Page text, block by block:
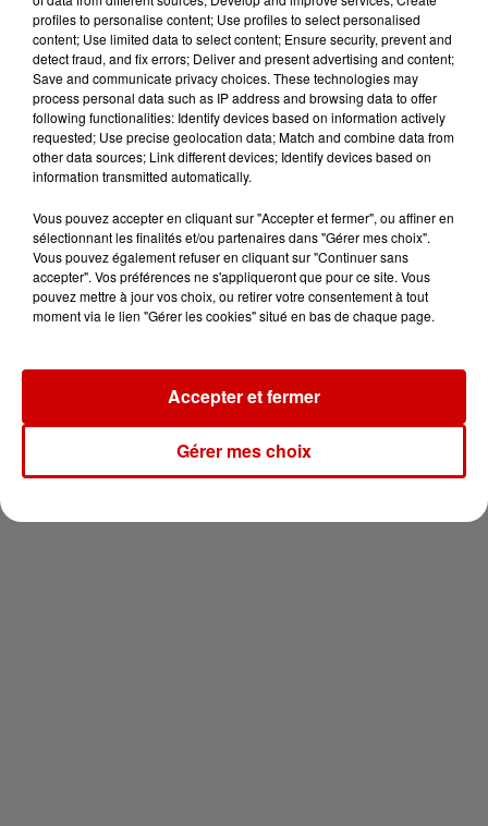
Alouette vous invite à
Futuroscope Xperiences !
Le Duel - Gagnez votre balade
en jet ski !
Newsletter
profiles to personalise content; Use profiles to select personalised
content; Use limited data to select content; Ensure security, prevent and
detect fraud, and fix errors; Deliver and present advertising and content;
Save and communicate privacy choices. These technologies may
process personal data such as IP address and browsing data to offer
following functionalities: Identify devices based on information actively
requested; Use precise geolocation data; Match and combine data from
other data sources; Link different devices; Identify devices based on
information transmitted automatically.
Vous pouvez accepter en cliquant sur "Accepter et fermer", ou affiner en
sélectionnant les finalités et/ou partenaires dans "Gérer mes choix".
Vous pouvez également refuser en cliquant sur "Continuer sans
accepter". Vos préférences ne s'appliqueront que pour ce site. Vous
pouvez mettre à jour vos choix, ou retirer votre consentement à tout
moment via le lien "Gérer les cookies" situé en bas de chaque page.
Gérer mes choix
Accepter et fermer